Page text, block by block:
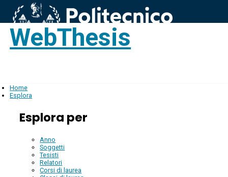
WebThesis
Home
Esplora
Esplora per
Anno
Soggetti
Tesisti
Relatori
Corsi di laurea